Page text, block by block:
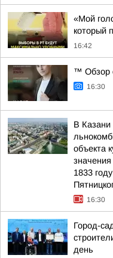
«Мой
который
16:42
™ Обзор
16:30
В Казани
объекта
1833
16:30
Город-
день